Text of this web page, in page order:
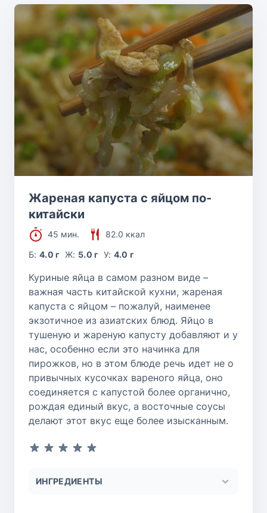
Жареная капуста с яйцом по-
китайски
45 мин.
82.0 ккал
Б:4.0 г Ж: 5.0 г У: 4.0 г
Куриные яйца в самом разном виде –
важная часть китайской кухни, жареная
капуста с яйцом – пожалуй, наименее
экзотичное из азиатских блюд. Яйцо в
тушеную и жареную капусту добавляют и у
нас, особенно если это начинка для
пирожков, но в этом блюде речь идет не о
привычных кусочках вареного яйца, оно
соединяется с капустой более органично,
рождая единый вкус, а восточные соусы
делают этот вкус еще более изысканным.
ИНГРЕДИЕНТЫ